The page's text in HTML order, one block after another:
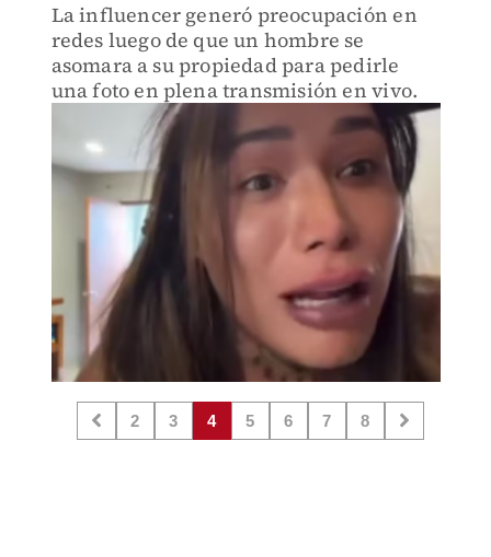
La influencer generó preocupación en
redes luego de que un hombre se
asomara a su propiedad para pedirle
una foto en plena transmisión en vivo.
2 3 4 5 6 7 8